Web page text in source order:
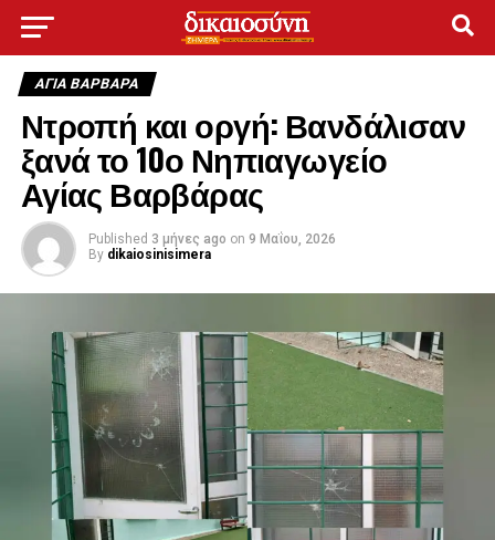
ΑΓΙΑ ΒΑΡΒΑΡΑ
Ντροπή και οργή: Βανδάλισαν
ξανά το 10ο Νηπιαγωγείο
Αγίας Βαρβάρας
Published 3 μήνες ago on 9 Μαΐου, 2026
By dikaiosinisimera